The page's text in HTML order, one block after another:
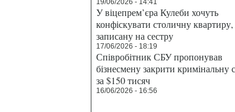
19/06/2026 - 14:41
У віцепрем’єра Кулеби хочуть
конфіскувати столичну квартиру,
записану на сестру
17/06/2026 - 18:19
Співробітник СБУ пропонував
бізнесмену закрити кримінальну
за $150 тисяч
16/06/2026 - 16:56